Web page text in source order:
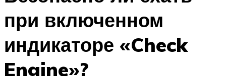
при включенном
индикаторе «Check
Engine»?